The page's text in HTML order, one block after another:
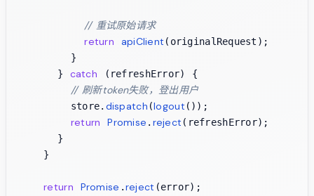
// 重试原始请求
return
apiClient (originalRequest);
        }
      }
catch (refreshError) {
// 刷新token失败，登出用户
        store.
dispatch (logout ());
return Promise . reject (refreshError);
      }
    }
return Promise .reject (error);